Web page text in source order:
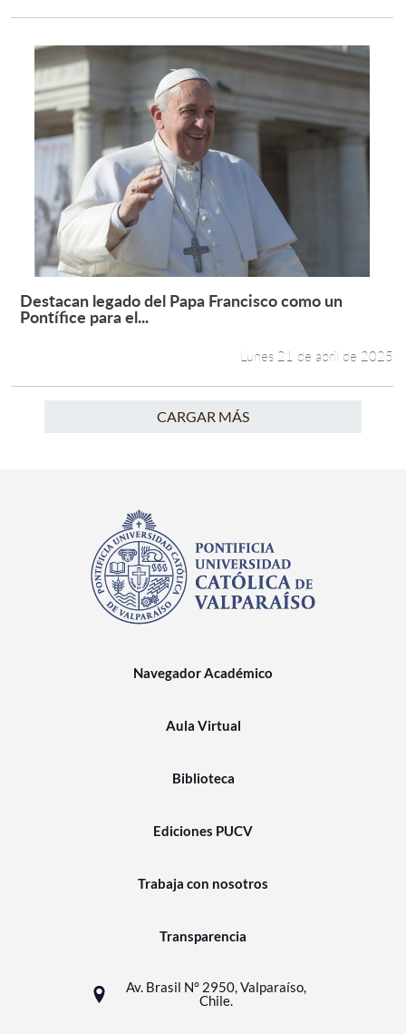
Leer más +
Destacan legado del Papa Francisco como un
Pontífice para el...
Lunes 21 de abril de 2025
CARGAR MÁS
Navegador Académico
Aula Virtual
Biblioteca
Ediciones PUCV
Trabaja con nosotros
Transparencia
Av. Brasil N° 2950, Valparaíso,
Chile.